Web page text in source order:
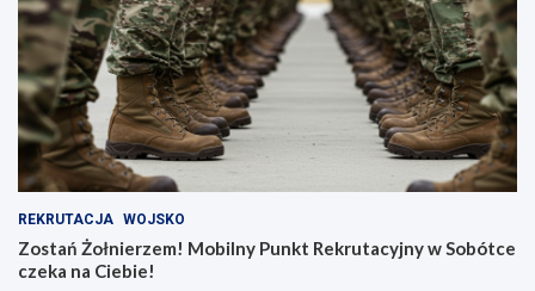
REKRUTACJA WOJSKO
Zostań Żołnierzem! Mobilny Punkt Rekrutacyjny w Sobótce
czeka na Ciebie!